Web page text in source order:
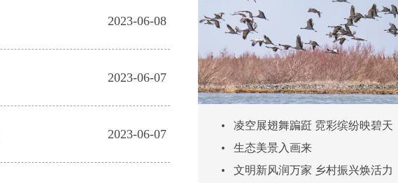
2023-06-08
2023-06-07
2023-06-07
•
凌空展翅舞蹁跹 霓彩缤纷映碧天
•
生态美景入画来
•
文明新风润万家 乡村振兴焕活力